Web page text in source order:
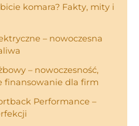
komara? Fakty, mity i
– nowoczesna
– nowoczesność,
finansowanie dla firm
Performance –